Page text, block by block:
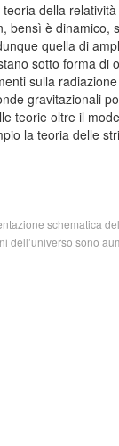
della
è dinamico,
quella di
sotto forma di
sulla
gravitazionali
teorie oltre il
la teoria delle
schematica
dell’universo sono